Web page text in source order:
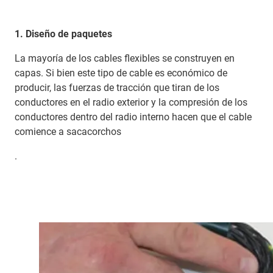
1. Diseño de paquetes
La mayoría de los cables flexibles se construyen en
capas. Si bien este tipo de cable es económico de
producir, las fuerzas de tracción que tiran de los
conductores en el radio exterior y la compresión de los
conductores dentro del radio interno hacen que el cable
comience a sacacorchos
.